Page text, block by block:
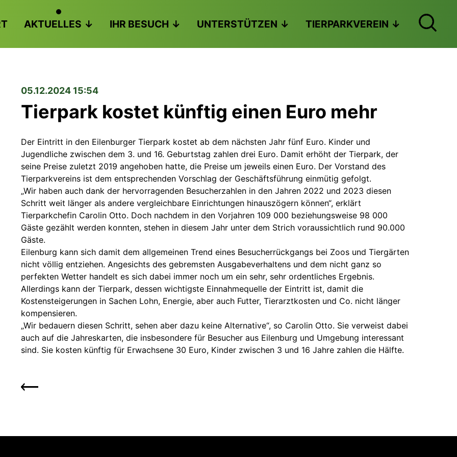
AKTUELLES IHR BESUCH UNTERSTÜTZEN TIERPARKVEREIN
05.12.2024 15:54
Tierpark kostet künftig einen Euro mehr
Der Eintritt in den Eilenburger Tierpark kostet ab dem nächsten Jahr fünf Euro. Kinder und
Jugendliche zwischen dem 3. und 16. Geburtstag zahlen drei Euro. Damit erhöht der Tierpark, der
seine Preise zuletzt 2019 angehoben hatte, die Preise um jeweils einen Euro. Der Vorstand des
Tierparkvereins ist dem entsprechenden Vorschlag der Geschäftsführung einmütig gefolgt.
„Wir haben auch dank der hervorragenden Besucherzahlen in den Jahren 2022 und 2023 diesen
Schritt weit länger als andere vergleichbare Einrichtungen hinauszögern können“, erklärt
Tierparkchefin Carolin Otto. Doch nachdem in den Vorjahren 109 000 beziehungsweise 98 000
Gäste gezählt werden konnten, stehen in diesem Jahr unter dem Strich voraussichtlich rund 90.000
Gäste.
Eilenburg kann sich damit dem allgemeinen Trend eines Besucherrückgangs bei Zoos und Tiergärten
nicht völlig entziehen. Angesichts des gebremsten Ausgabeverhaltens und dem nicht ganz so
perfekten Wetter handelt es sich dabei immer noch um ein sehr, sehr ordentliches Ergebnis.
Allerdings kann der Tierpark, dessen wichtigste Einnahmequelle der Eintritt ist, damit die
Kostensteigerungen in Sachen Lohn, Energie, aber auch Futter, Tierarztkosten und Co. nicht länger
kompensieren.
„Wir bedauern diesen Schritt, sehen aber dazu keine Alternative“, so Carolin Otto. Sie verweist dabei
auch auf die Jahreskarten, die insbesondere für Besucher aus Eilenburg und Umgebung interessant
sind. Sie kosten künftig für Erwachsene 30 Euro, Kinder zwischen 3 und 16 Jahre zahlen die Hälfte.